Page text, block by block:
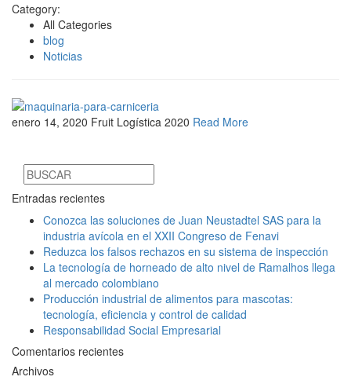
Category:
All Categories
blog
Noticias
enero 14, 2020 Fruit Logística 2020 Read More
Entradas recientes
Conozca las soluciones de Juan Neustadtel SAS para la
industria avícola en el XXII Congreso de Fenavi
Reduzca los falsos rechazos en su sistema de inspección
La tecnología de horneado de alto nivel de Ramalhos llega
al mercado colombiano
Producción industrial de alimentos para mascotas:
tecnología, eficiencia y control de calidad
Responsabilidad Social Empresarial
Comentarios recientes
Archivos